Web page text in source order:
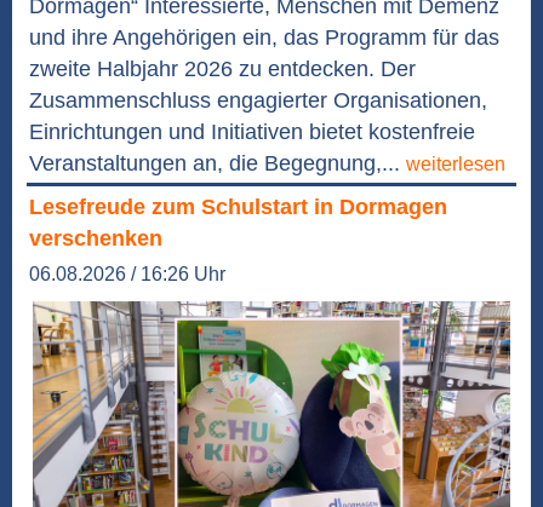
Dormagen“ Interessierte, Menschen mit Demenz
und ihre Angehörigen ein, das Programm für das
zweite Halbjahr 2026 zu entdecken. Der
Zusammenschluss engagierter Organisationen,
Einrichtungen und Initiativen bietet kostenfreie
Veranstaltungen an, die Begegnung,... weiterlesen
Lesefreude zum Schulstart in Dormagen
verschenken
06.08.2026 / 16:26 Uhr